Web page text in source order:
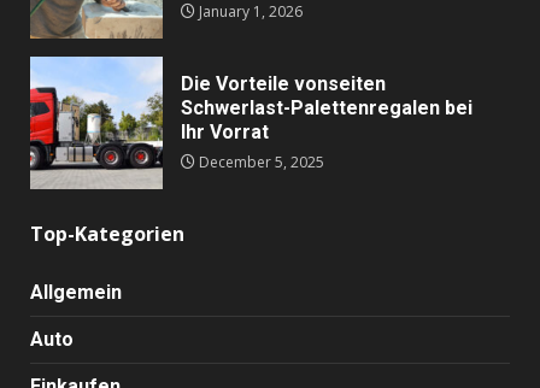
January 1, 2026
Die Vorteile vonseiten
Schwerlast-Palettenregalen bei
Ihr Vorrat
December 5, 2025
Top-Kategorien
Allgemein
Auto